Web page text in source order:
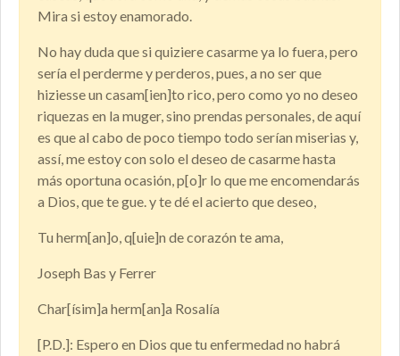
Mira si estoy enamorado.
No hay duda que si quiziere casarme ya lo fuera, pero
sería el perderme y perderos, pues, a no ser que
hiziesse un casam[ien]to rico, pero como yo no deseo
riquezas en la muger, sino prendas personales, de aquí
es que al cabo de poco tiempo todo serían miserias y,
assí, me estoy con solo el deseo de casarme hasta
más oportuna ocasión, p[o]r lo que me encomendarás
a Dios, que te gue. y te dé el acierto que deseo,
Tu herm[an]o, q[uie]n de corazón te ama,
Joseph Bas y Ferrer
Char[ísim]a herm[an]a Rosalía
[P.D.]: Espero en Dios que tu enfermedad no habrá